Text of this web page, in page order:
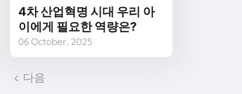
4차 산업혁명 시대 우리 아
이에게 필요한 역량은?
06 October, 2025
다음